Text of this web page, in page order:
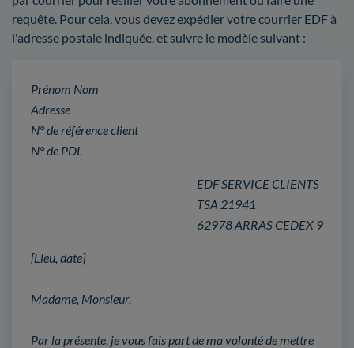
requête. Pour cela, vous devez expédier votre courrier EDF à
l'adresse postale indiquée, et suivre le modèle suivant :
Prénom Nom
Adresse
N° de référence client
N° de PDL
EDF SERVICE CLIENTS
TSA 21941
62978 ARRAS CEDEX 9
[Lieu, date]
Madame, Monsieur,
Par la présente, je vous fais part de ma volonté de mettre